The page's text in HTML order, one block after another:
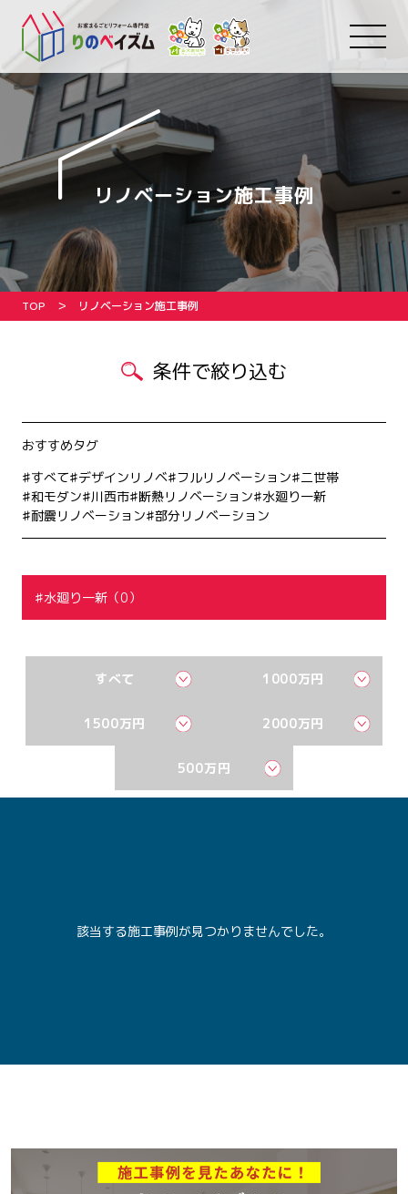
リノベーション施工事例
TOP リノベーション施工事例
条件で絞り込む
おすすめタグ
すべて
デザインリノベ フルリノベーション
二世帯
和モダン 川西市 断熱リノベーション 水廻り一新
耐震リノベーション 部分リノベーション
水廻り一新（0）
すべて 1000万円
1500万円 2000万円
500万円
該当する施工事例が見つかりませんでした。